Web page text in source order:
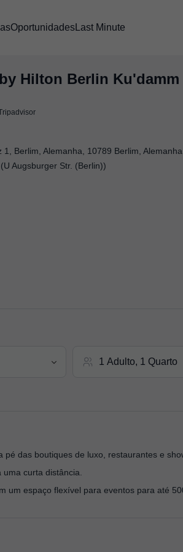
Oportunidades Last Minute
Hilton Berlin Ku'damm
1, Berlim, Alemanha 10789 Berlim, Alemanha
Augsburger Str. (Berlin))
das boutiques de luxo, restaurantes e
curta distância.
um espaço flexível para eventos para até